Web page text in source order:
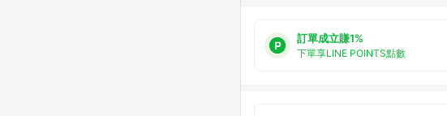
訂單成立賺1%
下單享LINE POINTS點數